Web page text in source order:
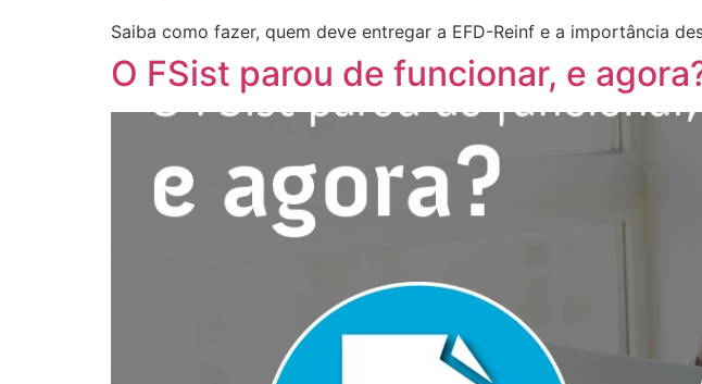
Saiba como fazer, quem deve entregar a EFD-Reinf e a importância
O FSist parou de funcionar, e